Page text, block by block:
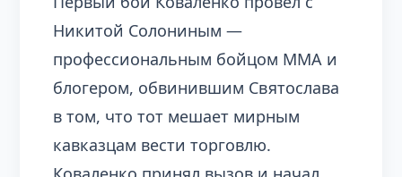
Никитой Солониным —
профессиональным бойцом ММА и
блогером, обвинившим Святослава
в том, что тот мешает мирным
кавказцам вести торговлю.